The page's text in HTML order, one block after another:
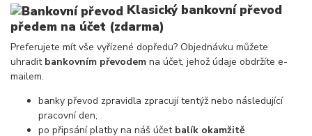
Klasický bankovní převod
předem na účet (zdarma)
Preferujete mít vše vyřízené dopředu? Objednávku můžete
uhradit bankovním převodem na účet, jehož údaje obdržíte e-
mailem.
banky převod zpravidla zpracují tentýž nebo následující
pracovní den,
po připsání platby na náš účet balík okamžitě